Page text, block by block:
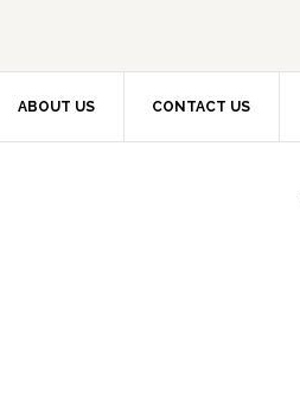
ABOUT US CONTACT US